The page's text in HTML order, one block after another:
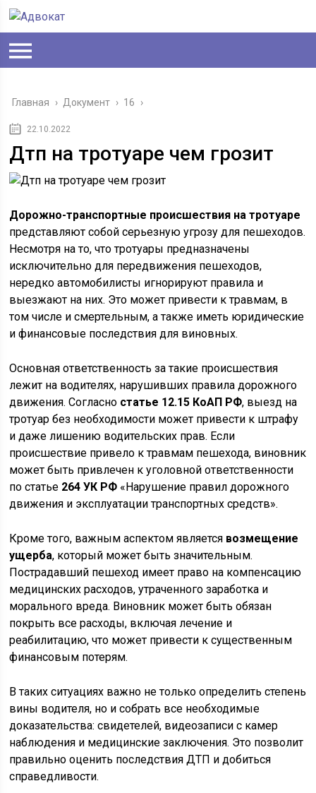
Главная › Документ › 16 ›
22.10.2022
Дтп на тротуаре чем грозит
Дорожно-транспортные происшествия на тротуаре
представляют собой серьезную угрозу для пешеходов.
Несмотря на то, что тротуары предназначены
исключительно для передвижения пешеходов,
нередко автомобилисты игнорируют правила и
выезжают на них. Это может привести к травмам, в
том числе и смертельным, а также иметь юридические
и финансовые последствия для виновных.
Основная ответственность за такие происшествия
лежит на водителях, нарушивших правила дорожного
движения. Согласно статье 12.15 КоАП РФ, выезд на
тротуар без необходимости может привести к штрафу
и даже лишению водительских прав. Если
происшествие привело к травмам пешехода, виновник
может быть привлечен к уголовной ответственности
по статье 264 УК РФ «Нарушение правил дорожного
движения и эксплуатации транспортных средств».
Кроме того, важным аспектом является возмещение
ущерба, который может быть значительным.
Пострадавший пешеход имеет право на компенсацию
медицинских расходов, утраченного заработка и
морального вреда. Виновник может быть обязан
покрыть все расходы, включая лечение и
реабилитацию, что может привести к существенным
финансовым потерям.
В таких ситуациях важно не только определить степень
вины водителя, но и собрать все необходимые
доказательства: свидетелей, видеозаписи с камер
наблюдения и медицинские заключения. Это позволит
правильно оценить последствия ДТП и добиться
справедливости.